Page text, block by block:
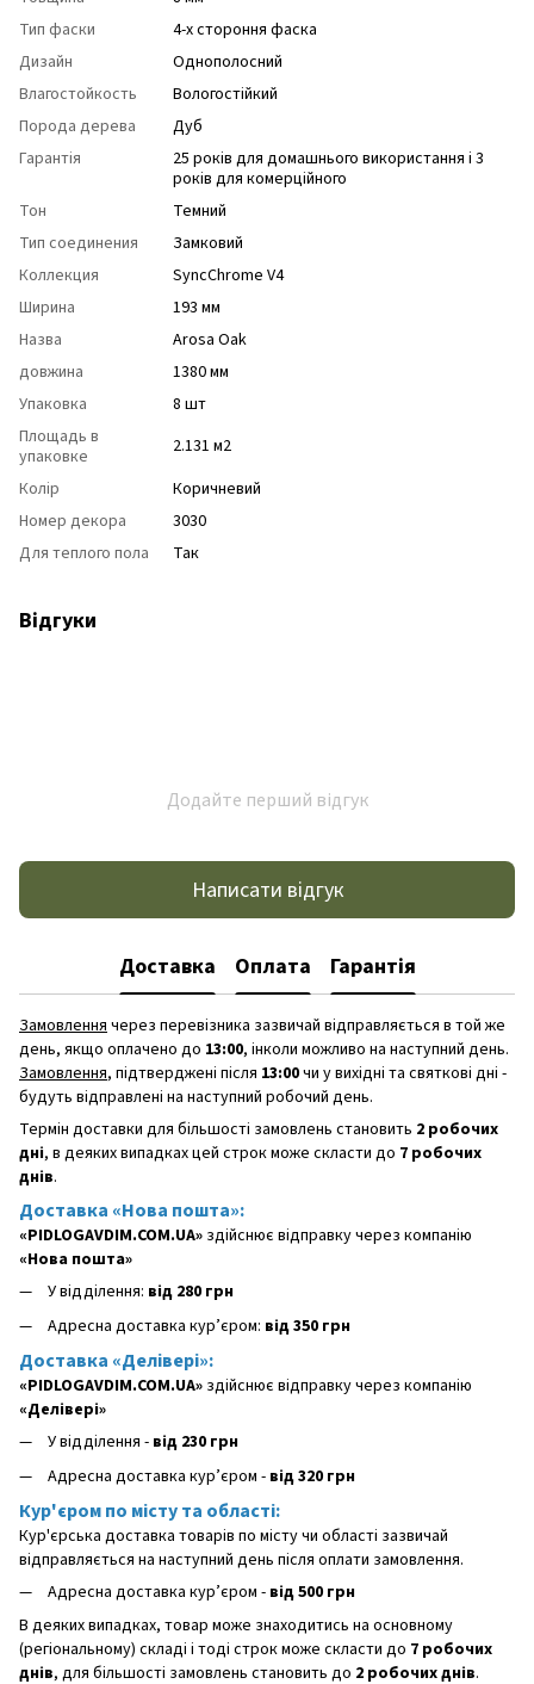
Тип фаски
4-х стороння фаска
Дизайн
Однополосний
Влагостойкость
Вологостійкий
Порода дерева
Дуб
Гарантія
25 років для домашнього використання і 3
років для комерційного
Тон
Темний
Тип соединения
Замковий
Коллекция
SyncChrome V4
Ширина
193 мм
Назва
Arosa Oak
довжина
1380 мм
Упаковка
8 шт
Площадь в
упаковке
2.131 м2
Колір
Коричневий
Номер декора
3030
Для теплого пола
Так
Відгуки
Додайте перший відгук
Написати відгук
Доставка Оплата Гарантія
Замовленнячерез перевізника зазвичай відправляється в той же
день, якщо оплачено до 13:00, інколи можливо на наступний день.
Замовлення, підтверджені після 13:00чи у вихідні та святкові дні -
будуть відправлені на наступний робочий день.
Термін доставки для більшості замовлень становить 2 робочих
дні, в деяких випадках цей строк може скласти до 7 робочих
днів.
Доставка «Нова пошта»:
«PIDLOGAVDIM.COM.UA» здійснює відправку через компанію
«Нова пошта»
У відділення: від 280 грн
Адресна доставка кур’єром: від 350 грн
Доставка «Делівері»:
«PIDLOGAVDIM.COM.UA» здійснює відправку через компанію
«Делівері»
У відділення - від 230 грн
Адресна доставка кур’єром - від 320 грн
Кур'єром по місту та області:
Кур'єрська доставка товарів по місту чи області зазвичай
відправляється на наступний день після оплати замовлення.
Адресна доставка кур’єром - від 500 грн
В деяких випадках, товар може знаходитись на основному
(регіональному) складі і тоді строк може скласти до 7 робочих
днів, для більшості замовлень становить до 2 робочих днів.